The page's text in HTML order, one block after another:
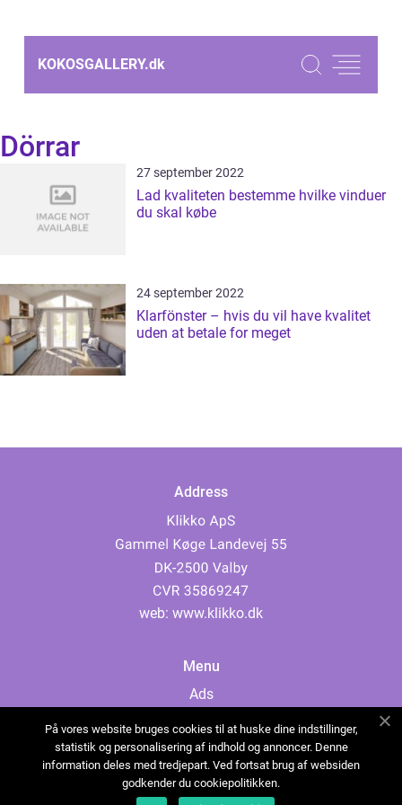
KOKOSGALLERY.dk
Dörrar
27 september 2022
Lad kvaliteten bestemme hvilke vinduer
du skal købe
24 september 2022
Klarfönster – hvis du vil have kvalitet
uden at betale for meget
Address
web: www.klikko.dk
Menu
Ads
Cookies
Contact
Sitemap
På vores website bruges cookies til at huske dine indstillinger,
statistik og personalisering af indhold og annoncer. Denne
information deles med tredjepart. Ved fortsat brug af websiden
godkender du cookiepolitikken.